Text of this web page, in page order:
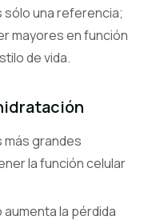
sólo una referencia;
mayores en función
de vida.
grandes
la función celular
aumenta la pérdida